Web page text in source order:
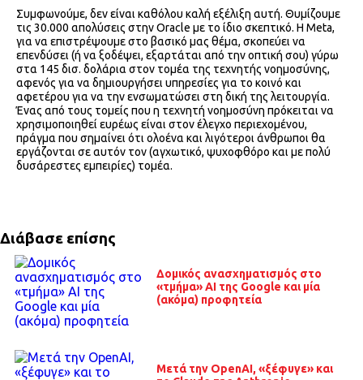
Συμφωνούμε, δεν είναι καθόλου καλή εξέλιξη αυτή. Θυμίζουμε
τις 30.000 απολύσεις στην Oracle με το ίδιο σκεπτικό. Η Meta,
για να επιστρέψουμε στο βασικό μας θέμα, σκοπεύει να
επενδύσει (ή να ξοδέψει, εξαρτάται από την οπτική σου) γύρω
στα 145 δισ. δολάρια στον τομέα της τεχνητής νοημοσύνης,
αφενός για να δημιουργήσει υπηρεσίες για το κοινό και
αφετέρου για να την ενσωματώσει στη δική της λειτουργία.
Ένας από τους τομείς που η τεχνητή νοημοσύνη πρόκειται να
χρησιμοποιηθεί ευρέως είναι στον έλεγχο περιεχομένου,
πράγμα που σημαίνει ότι ολοένα και λιγότεροι άνθρωποι θα
εργάζονται σε αυτόν τον (αγχωτικό, ψυχοφθόρο και με πολύ
δυσάρεστες εμπειρίες) τομέα.
Διάβασε επίσης
Δομικός ανασχηματισμός στο
«τμήμα» ΑΙ της Google και μία
(ακόμα) προφητεία
Μετά την OpenAI, «ξέφυγε» και